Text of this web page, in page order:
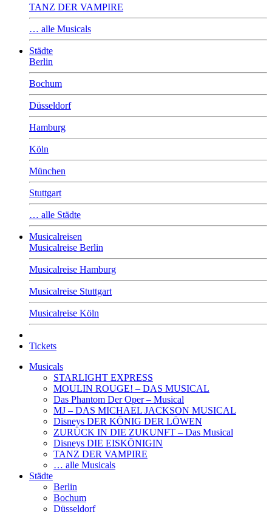
TANZ DER VAMPIRE
… alle Musicals
Städte
Berlin
Bochum
Düsseldorf
Hamburg
Köln
München
Stuttgart
… alle Städte
Musicalreisen
Musicalreise Berlin
Musicalreise Hamburg
Musicalreise Stuttgart
Musicalreise Köln
Tickets
Musicals
STARLIGHT EXPRESS
MOULIN ROUGE! – DAS MUSICAL
Das Phantom Der Oper – Musical
MJ – DAS MICHAEL JACKSON MUSICAL
Disneys DER KÖNIG DER LÖWEN
ZURÜCK IN DIE ZUKUNFT – Das Musical
Disneys DIE EISKÖNIGIN
TANZ DER VAMPIRE
… alle Musicals
Städte
Berlin
Bochum
Düsseldorf